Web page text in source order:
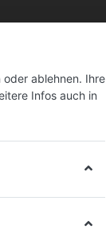
oder ablehnen. Ihre
Infos auch in